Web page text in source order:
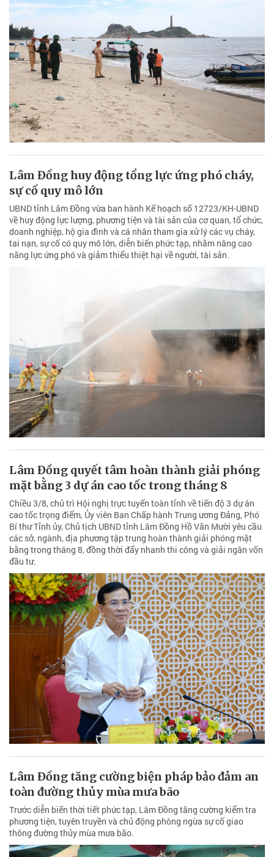
Lâm Đồng huy động tổng lực ứng phó cháy,
sự cố quy mô lớn
UBND tỉnh Lâm Đồng vừa ban hành Kế hoạch số 12723/KH-UBND
về huy động lực lượng, phương tiện và tài sản của cơ quan, tổ chức,
doanh nghiệp, hộ gia đình và cá nhân tham gia xử lý các vụ cháy,
tai nạn, sự cố có quy mô lớn, diễn biến phức tạp, nhằm nâng cao
năng lực ứng phó và giảm thiểu thiệt hại về người, tài sản.
Lâm Đồng quyết tâm hoàn thành giải phóng
mặt bằng 3 dự án cao tốc trong tháng 8
Chiều 3/8, chủ trì Hội nghị trực tuyến toàn tỉnh về tiến độ 3 dự án
cao tốc trọng điểm, Ủy viên Ban Chấp hành Trung ương Đảng, Phó
Bí thư Tỉnh ủy, Chủ tịch UBND tỉnh Lâm Đồng Hồ Văn Mười yêu cầu
các sở, ngành, địa phương tập trung hoàn thành giải phóng mặt
bằng trong tháng 8, đồng thời đẩy nhanh thi công và giải ngân vốn
đầu tư.
Lâm Đồng tăng cường biện pháp bảo đảm an
toàn đường thủy mùa mưa bão
Trước diễn biến thời tiết phức tạp, Lâm Đồng tăng cường kiểm tra
phương tiện, tuyên truyền và chủ động phòng ngừa sự cố giao
thông đường thủy mùa mưa bão.